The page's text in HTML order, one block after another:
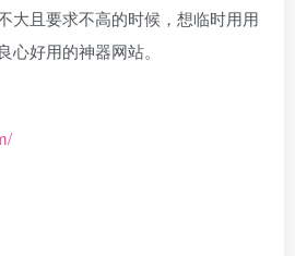
大且要求不高的时候，想临时用用
心好用的神器网站。